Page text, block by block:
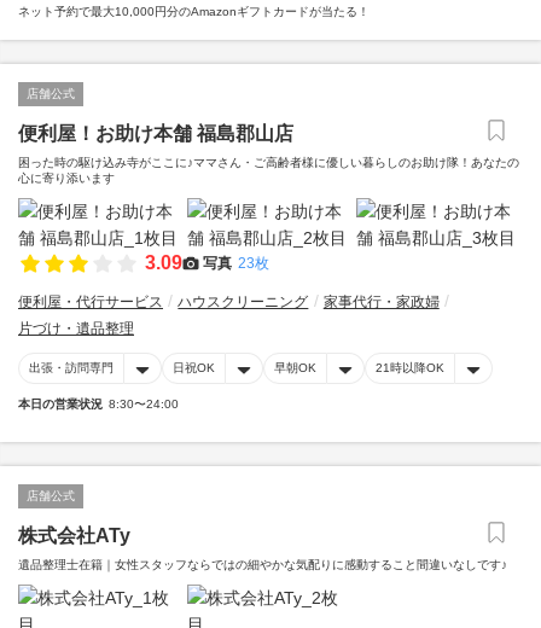
ネット予約で最大10,000円分のAmazonギフトカードが当たる！
店舗公式
便利屋！お助け本舗 福島郡山店
困った時の駆け込み寺がここに♪ママさん・ご高齢者様に優しい暮らしのお助け隊！あなたの
心に寄り添います
3.09 写真 23枚
便利屋・代行サービス ハウスクリーニング
家事代行・家政婦
片づけ・遺品整理
出張・訪問専門 日祝OK 早朝OK 21時以降OK
本日の営業状況 8:30〜24:00
店舗公式
株式会社ATy
遺品整理士在籍｜女性スタッフならではの細やかな気配りに感動すること間違いなしです♪